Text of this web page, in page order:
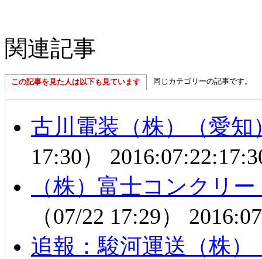
関連記事
この記事を見た人は以下も見ています 同じカテゴリーの記事です。
古川電装（株）（愛知
17:30）
（株）富士コンクリ
（07/22 17:29）
追報：駿河運送（株